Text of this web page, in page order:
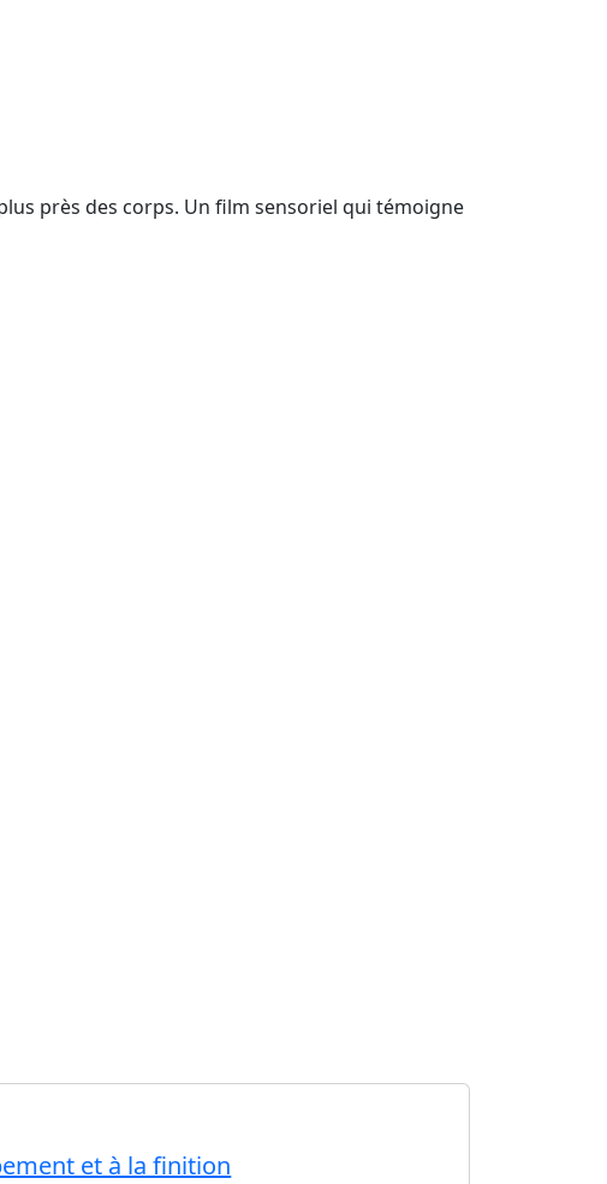
près des corps. Un film sensoriel qui témoigne
et à la finition